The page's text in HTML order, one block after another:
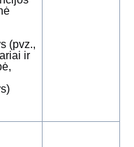
(pvz.,
ir